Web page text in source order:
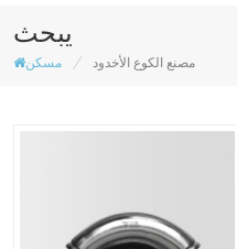
يبحث
مسكن / مصنع الكوع الأخدود